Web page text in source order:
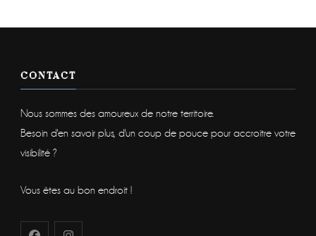
CONTACT
Nous sommes des amoureux de notre territoire.
Besoin d'en savoir plus, d'un coup de pouce pour accroitre votre
visibilité ?
Vous êtes au bon endroit !